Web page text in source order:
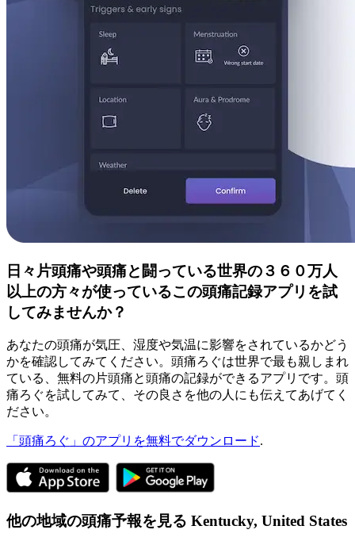
日々片頭痛や頭痛と闘っている世界の３６０万人
以上の方々が使っているこの頭痛記録アプリを試
してみませんか？
あなたの頭痛が気圧、湿度や気温に影響をされているかどう
かを確認してみてください。頭痛ろぐは世界で最も親しまれ
ている、無料の片頭痛と頭痛の記録ができるアプリです。頭
痛ろぐを試してみて、その良さを他の人にも伝えてあげてく
ださい。
「頭痛ろぐ」のアプリを無料でダウンロード.
他の地域の頭痛予報を見る Kentucky, United States